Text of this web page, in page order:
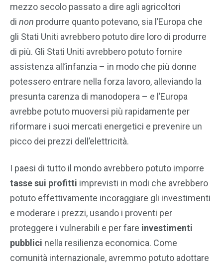
mezzo secolo passato a dire agli agricoltori
di non produrre quanto potevano, sia l’Europa che
gli Stati Uniti avrebbero potuto dire loro di produrre
di più. Gli Stati Uniti avrebbero potuto fornire
assistenza all’infanzia – in modo che più donne
potessero entrare nella forza lavoro, alleviando la
presunta carenza di manodopera – e l’Europa
avrebbe potuto muoversi più rapidamente per
riformare i suoi mercati energetici e prevenire un
picco dei prezzi dell’elettricità.
I paesi di tutto il mondo avrebbero potuto imporre
tasse sui profitti imprevisti in modi che avrebbero
potuto effettivamente incoraggiare gli investimenti
e moderare i prezzi, usando i proventi per
proteggere i vulnerabili e per fare investimenti
pubblici nella resilienza economica. Come
comunità internazionale, avremmo potuto adottare